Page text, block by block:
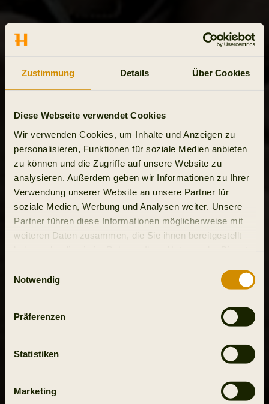
Zustimmung Details Über Cookies
Diese Webseite verwendet Cookies
Wir verwenden Cookies, um Inhalte und Anzeigen zu
personalisieren, Funktionen für soziale Medien anbieten
zu können und die Zugriffe auf unsere Website zu
analysieren. Außerdem geben wir Informationen zu Ihrer
Verwendung unserer Website an unsere Partner für
soziale Medien, Werbung und Analysen weiter. Unsere
Partner führen diese Informationen möglicherweise mit
weiteren Daten zusammen, die Sie ihnen bereitgestellt
Notwendig
Präferenzen
Statistiken
Marketing